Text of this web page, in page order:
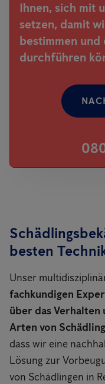
Ihnen, sich mit
setzen, damit
bestimmen
durchführen
besten
Unser
fachkundigen
über das
Arten von
dass wir eine
Lösung zur
von Schädlingen in